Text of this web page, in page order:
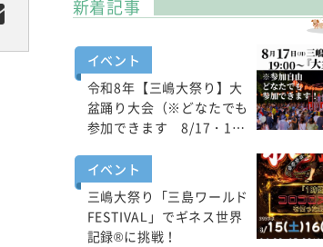
新着記事
イベント
令和8年【三嶋大祭り】大
盆踊り大会（※どなたでも
参加できます 8/17・1…
イベント
三嶋大祭り「三島ワールド
FESTIVAL」でギネス世界
記録®に挑戦！